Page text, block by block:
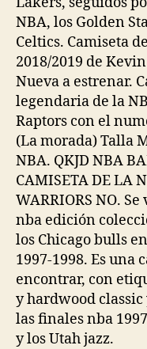
NBA, los Golden
Celtics. Camiseta
2018/2019 de
Nueva a estrenar.
legendaria de la
Raptors con el
(La morada) Talla
NBA. QKJD NBA
CAMISETA DE LA
WARRIORS NO.
nba edición
los Chicago bulls
1997-1998. Es
encontrar, con
y hardwood
las finales nba
y los Utah jazz.